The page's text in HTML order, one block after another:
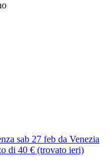
sab 27 feb da Venezia
di 40 € (trovato ieri)